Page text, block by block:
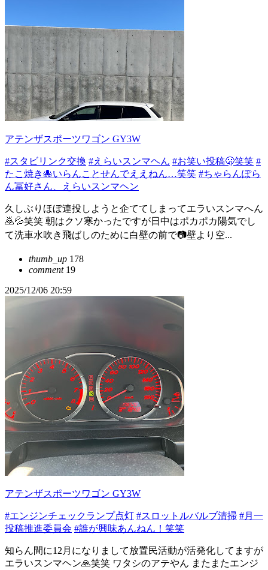
アテンザスポーツワゴン GY3W
#スタビリンク交換 #えらいスンマヘん #お笑い投稿🫢笑笑 #
たこ焼き🐙いらんことせんでええねん…笑笑 #ちゃらんぽら
ん冨好さん、えらいスンマヘン
久しぶりほぼ連投しようと企ててしまってエラいスンマへん
🙇💦笑笑 朝はクソ寒かったですが日中はポカポカ陽気でし
て洗車水吹き飛ばしのために白壁の前で📷壁より空...
thumb_up 178
comment19
2025/12/06 20:59
アテンザスポーツワゴン GY3W
#エンジンチェックランプ点灯 #スロットルバルブ清掃 #月一
投稿推進委員会 #誰が興味あんねん！笑笑
知らん間に12月になりまして放置民活動が活発化してますが
エラいスンマヘン🙏笑笑 ワタシのアテやん またまたエンジ